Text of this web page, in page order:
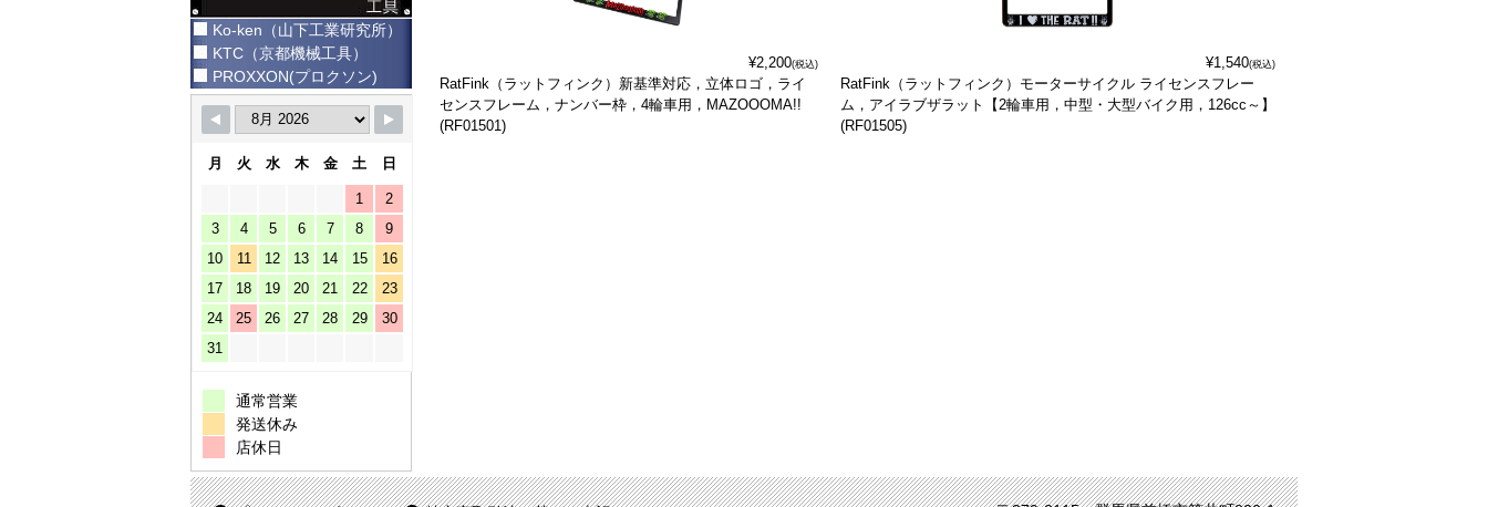
Ko-ken（山下工業研究所）
KTC（京都機械工具）
PROXXON(プロクソン)
月 火 水 木 金 土 日
1
2
3
4 5 6 7 8
9
10
11 12 13 14 15
16
17
18 19 20 21 22
23
24
25 26 27 28 29
30
31
通常営業
発送休み
店休日
¥2,200(税込)
RatFink（ラットフィンク）新基準対応，立体ロゴ，ライ
センスフレーム，ナンバー枠，4輪車用，MAZOOOMA!!
(RF01501)
¥1,540(税込)
RatFink（ラットフィンク）モーターサイクル ライセンスフレー
ム，アイラブザラット【2輪車用，中型・大型バイク用，126cc～】
(RF01505)